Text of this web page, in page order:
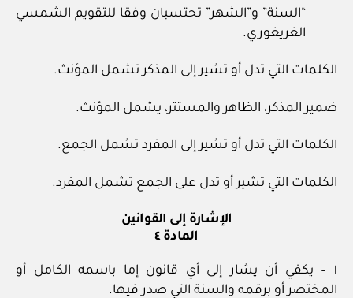
“السنة” و”الشهر” تحتسبان وفقا للتقويم الشمسي
الغريغوري.
الكلمات التي تدل أو تشير إلى المذكر تشمل المؤنث.
ضمير المذكر، الظاهر والمستتر، يشمل المؤنث.
الكلمات التي تدل أو تشير إلى المفرد تشمل الجمع.
الكلمات التي تشير أو تدل على الجمع تشمل المفرد.
الإشارة إلى القوانين
المادة ٤
١ – يكفي أن يشار إلى أي قانون إما باسمه الكامل أو
المختصر أو برقمه والسنة التي صدر فيها.